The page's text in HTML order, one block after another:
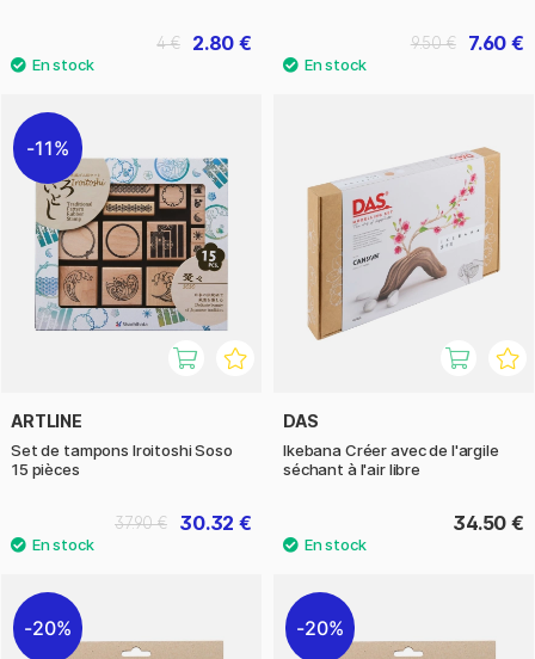
2.80 €
4 € 7.60 €
9.50 €
11%
ARTLINE
Set de tampons Iroitoshi Soso
15 pièces
30.32 €
37.90 €
DAS
Ikebana Créer avec de l'argile
séchant à l'air libre
34.50 €
20% 20%